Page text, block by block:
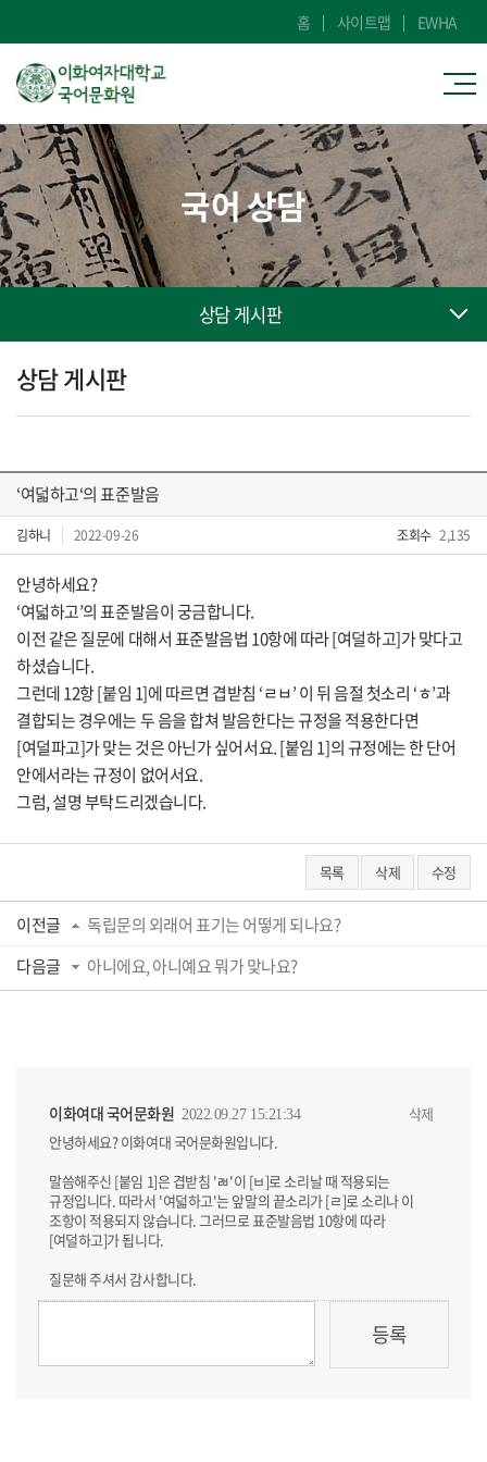
홈 사이트맵 EWHA
국어 상담
상담 게시판
상담 게시판
‘여덟하고‘의 표준발음
김하니 2022-09-26 조회수 2,135
안녕하세요?
‘여덟하고’의 표준발음이 궁금합니다.
이전 같은 질문에 대해서 표준발음법 10항에 따라 [여덜하고]가 맞다고
하셨습니다.
그런데 12항 [붙임 1]에 따르면 겹받침 ‘ㄹㅂ’ 이 뒤 음절 첫소리 ‘ㅎ’과
결합되는 경우에는 두 음을 합쳐 발음한다는 규정을 적용한다면
[여덜파고]가 맞는 것은 아닌가 싶어서요. [붙임 1]의 규정에는 한 단어
안에서라는 규정이 없어서요.
그럼, 설명 부탁드리겠습니다.
목록 삭제 수정
이전글
독립문의 외래어 표기는 어떻게 되나요?
다음글
아니에요, 아니예요 뭐가 맞나요?
이화여대 국어문화원 2022.09.27 15:21:34
안녕하세요? 이화여대 국어문화원입니다.
말씀해주신 [붙임 1]은 겹받침 'ㄼ'이 [ㅂ]로 소리날 때 적용되는
규정입니다. 따라서 '여덟하고'는 앞말의 끝소리가 [ㄹ]로 소리나 이
조항이 적용되지 않습니다. 그러므로 표준발음법 10항에 따라
[여덜하고]가 됩니다.
질문해 주셔서 감사합니다.
삭제